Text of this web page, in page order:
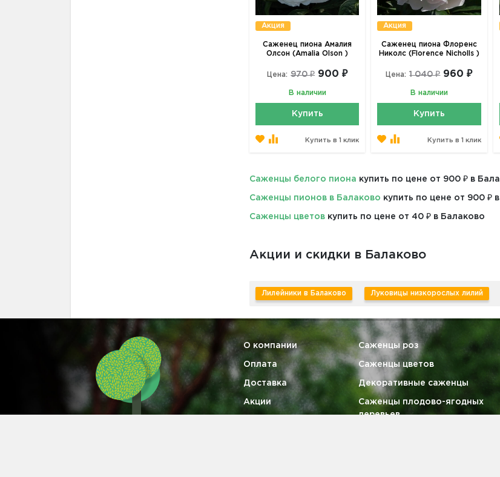
Акция
Саженец пиона Амалия
Олсон (Amalia Olson )
Цена: 970 ₽ 900 ₽
В наличии
Купить
Купить в 1 клик
Акция
Саженец пиона Флоренс
Николс (Florence Nicholls )
Цена: 1 040 ₽ 960 ₽
В наличии
Купить
Купить в 1 клик
Саженцы белого пиона купить по цене от 900 ₽ в
Саженцы пионов в Балаково купить по цене от 900 ₽
Саженцы цветов купить по цене от 40 ₽ в Балаково
Акции и скидки в Балаково
Лилейники в Балаково Луковицы низкорослых лилий
О компании
Оплата
Доставка
Акции
Саженцы роз
Саженцы цветов
Декоративные саженцы
Саженцы плодово-ягодных
деревьев